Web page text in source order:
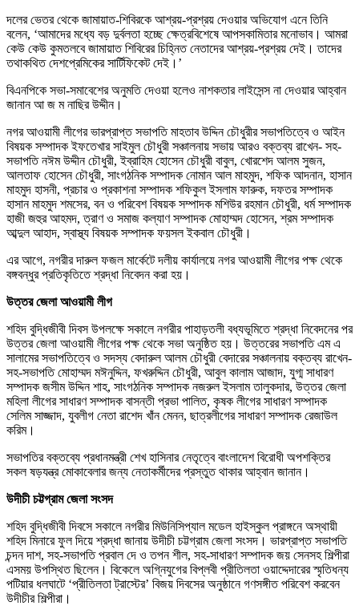
দলের ভেতর থেকে জামায়াত-শিবিরকে আশ্রয়-প্রশ্রয় দেওয়ার অভিযোগ এনে তিনি
বলেন, ‘আমাদের মধ্যে বড় দুর্বলতা হচ্ছে ক্ষেত্রবিশেষে আপসকামিতার মনোভাব। আমরা
কেউ কেউ কুমতলবে জামায়াত শিবিরের চিহ্নিত নেতাদের আশ্রয়-প্রশ্রয় দেই। তাদের
তথাকথিত দেশপ্রেমিকের সার্টিফিকেট দেই।’
বিএনপিকে সভা-সমাবেশের অনুমতি দেওয়া হলেও নাশকতার লাইসেন্স না দেওয়ার আহ্বান
জানান আ জ ম নাছির উদ্দীন।
নগর আওয়ামী লীগের ভারপ্রাপ্ত সভাপতি মাহতাব উদ্দিন চৌধুরীর সভাপতিত্বে ও আইন
বিষয়ক সম্পাদক ইফতেখার সাইমুল চৌধুরী সঞ্চালনায় সভায় আরও বক্তব্য রাখেন- সহ-
সভাপতি নঈম উদ্দীন চৌধুরী, ইব্রাহিম হোসেন চৌধুরী বাবুল, খোরশেদ আলম সুজন,
আলতাফ হোসেন চৌধুরী, সাংগঠনিক সম্পাদক নোমান আল মাহমুদ, শফিক আদনান, হাসান
মাহমুদ হাসনী, প্রচার ও প্রকাশনা সম্পাদক শফিকুল ইসলাম ফারুক, দফতর সম্পাদক
হাসান মাহমুদ শমসের, বন ও পরিবেশ বিষয়ক সম্পাদক মশিউর রহমান চৌধুরী, ধর্ম সম্পাদক
হাজী জহুর আহমদ, ত্রাণ ও সমাজ কল্যাণ সম্পাদক মোহাম্মদ হোসেন, শ্রম সম্পাদক
আব্দুল আহাদ, স্বাস্থ্য বিষয়ক সম্পাদক ফয়সল ইকবাল চৌধুরী।
এর আগে, নগরীর দারুল ফজল মার্কেটে দলীয় কার্যালয়ে নগর আওয়ামী লীগের পক্ষ থেকে
বঙ্গবন্ধুর প্রতিকৃতিতে শ্রদ্ধা নিবেদন করা হয়।
উত্তর জেলা আওয়ামী লীগ
শহিদ বুদ্ধিজীবী দিবস উপলক্ষে সকালে নগরীর পাহাড়তলী বধ্যভূমিতে শ্রদ্ধা নিবেদনের পর
উত্তর জেলা আওয়ামী লীগের পক্ষ থেকে সভা অনুষ্ঠিত হয়। উত্তরের সভাপতি এম এ
সালামের সভাপতিত্বে ও সদস্য বেদারুল আলম চৌধুরী বেদারের সঞ্চালনায় বক্তব্য রাখেন-
সহ-সভাপতি মোহাম্মদ মঈনুদ্দিন, ফখরুদ্দিন চৌধুরী, আবুল কালাম আজাদ, যুগ্ম সাধারণ
সম্পাদক জসীম উদ্দিন শাহ, সাংগঠনিক সম্পাদক নজরুল ইসলাম তালুকদার, উত্তর জেলা
মহিলা লীগের সাধারণ সম্পাদক বাসন্তী প্রভা পালিত, কৃষক লীগের সাধারণ সম্পাদক
সেলিম সাজ্জাদ, যুবলীগ নেতা রাশেদ খাঁন মেনন, ছাত্রলীগের সাধারণ সম্পাদক রেজাউল
করিম।
সভাপতির বক্তব্যে প্রধানমন্ত্রী শেখ হাসিনার নেতৃত্বে বাংলাদেশ বিরোধী অপশক্তির
সকল ষড়যন্ত্র মোকাবেলার জন্য নেতাকর্মীদের প্রস্তুত থাকার আহ্বান জানান।
উদীচী চট্টগ্রাম জেলা সংসদ
শহিদ বুদ্ধিজীবী দিবসে সকালে নগরীর মিউনিসিপ্যাল মডেল হাইস্কুল প্রাঙ্গনে অস্থায়ী
শহিদ মিনারে ফুল দিয়ে শ্রদ্ধা জানায় উদীচী চট্টগ্রাম জেলা সংসদ। ভারপ্রাপ্ত সভাপতি
চন্দন দাশ, সহ-সভাপতি প্রবাল দে ও তপন শীল, সহ-সাধারণ সম্পাদক জয় সেনসহ শিল্পীরা
এসময় উপস্থিত ছিলেন। বিকেলে অগ্নিযুগের বিপ্লবী প্রীতিলতা ওয়াদ্দেদারের স্মৃতিধন্য
পটিয়ার ধলঘাটে ‘প্রীতিলতা ট্রাস্টের’ বিজয় দিবসের অনুষ্ঠানে গণসঙ্গীত পরিবেশ করবেন
উদীচীর শিল্পীরা।